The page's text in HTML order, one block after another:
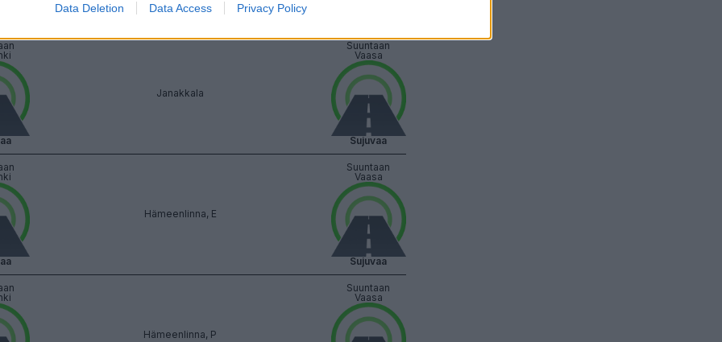
Data Deletion Data Access Privacy Policy
Janakkala
Suuntaan
Vaasa
Sujuvaa
Hämeenlinna, E
Suuntaan
Vaasa
Sujuvaa
Hämeenlinna, P
Suuntaan
Vaasa